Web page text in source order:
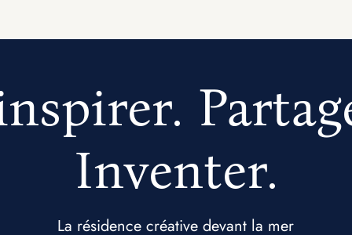
Inventer.
La résidence créative devant la mer